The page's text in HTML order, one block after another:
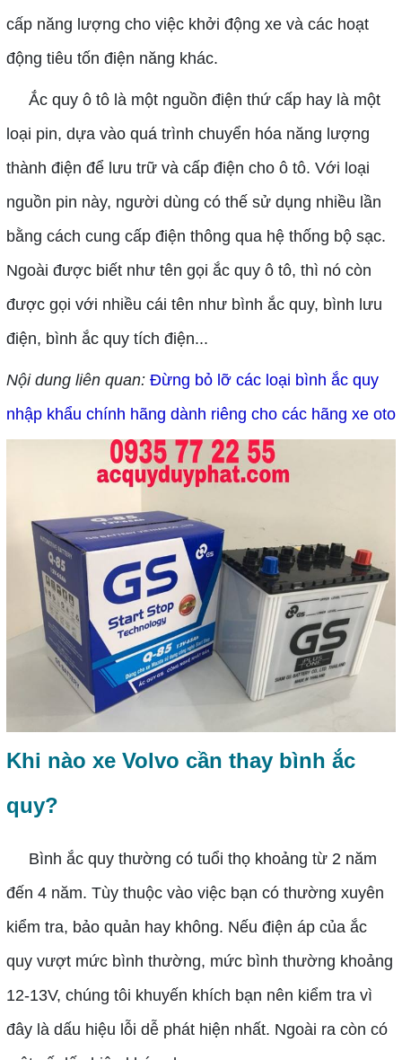
cấp năng lượng cho việc khởi động xe và các hoạt
động tiêu tốn điện năng khác.
Ắc quy ô tô là một nguồn điện thứ cấp hay là một
loại pin, dựa vào quá trình chuyển hóa năng lượng
thành điện để lưu trữ và cấp điện cho ô tô. Với loại
nguồn pin này, người dùng có thế sử dụng nhiều lần
bằng cách cung cấp điện thông qua hệ thống bộ sạc.
Ngoài được biết như tên gọi ắc quy ô tô, thì nó còn
được gọi với nhiều cái tên như bình ắc quy, bình lưu
điện, bình ắc quy tích điện...
Nội dung liên quan: Đừng bỏ lỡ các loại bình ắc quy
nhập khẩu chính hãng dành riêng cho các hãng xe oto
Khi nào xe Volvo cần thay bình ắc
quy?
Bình ắc quy thường có tuổi thọ khoảng từ 2 năm
đến 4 năm. Tùy thuộc vào việc bạn có thường xuyên
kiểm tra, bảo quản hay không. Nếu điện áp của ắc
quy vượt mức bình thường, mức bình thường khoảng
12-13V, chúng tôi khuyến khích bạn nên kiểm tra vì
đây là dấu hiệu lỗi dễ phát hiện nhất. Ngoài ra còn có